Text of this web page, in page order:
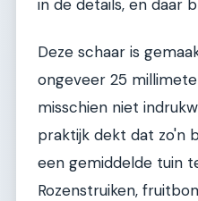
in de details, en daar
Deze schaar is
ongeveer 25
misschien niet
praktijk dekt dat zo'n
een gemiddelde tuin
Rozenstruiken,